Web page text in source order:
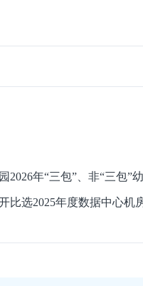
2026年“三包”、非“三包
比选2025年度数据中心